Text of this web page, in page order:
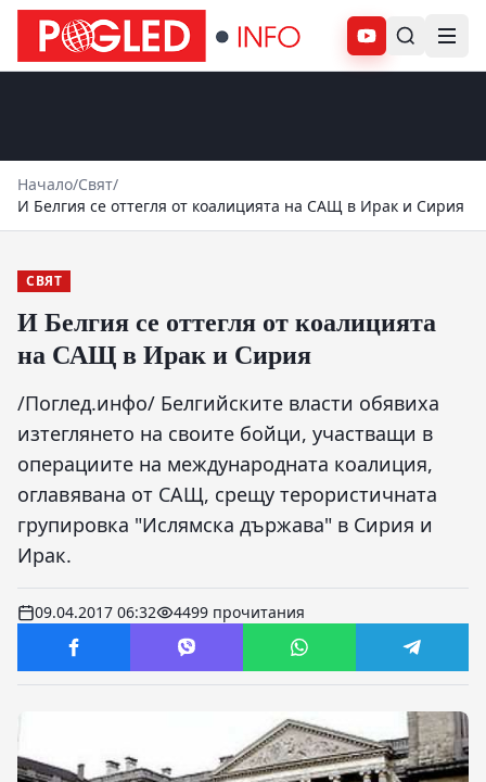
Абонирай се
Начало/Свят/
И Белгия се оттегля от коалицията на САЩ в Ирак и Сирия
СВЯТ
И Белгия се оттегля от коалицията
на САЩ в Ирак и Сирия
/Поглед.инфо/ Белгийските власти обявиха
изтеглянето на своите бойци, участващи в
операциите на международната коалиция,
оглавявана от САЩ, срещу терористичната
групировка "Ислямска държава" в Сирия и
Ирак.
09.04.2017 06:32 4499 прочитания